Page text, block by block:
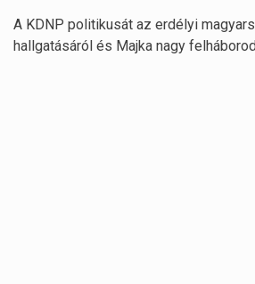
A KDNP politikusát az erdélyi
hallgatásáról és Majka nagy